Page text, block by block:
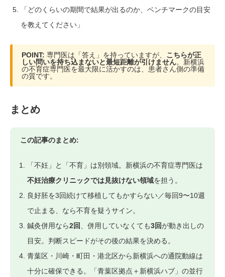
「どのくらいの期間で結果が出るのか、ベンチマークの目安
を教えてください」
POINT: 専門医は「答え」を持っていますが、 こちらが正
しい問いを持ち込まないと最短距離が引けません。新横浜
の不育症専門医を最大限に活かすのは、患者さん側の準備
の質です。
まとめ
この記事のまとめ:
「不妊」と「不育」は別領域。新横浜の不育症専門医は
不妊治療クリニックでは見抜けない領域を担う。
良好胚を3回続けて移植してもかすらない／毎回9〜10週
で止まる、なら不育を疑うサイン。
鍼灸併用なら2回 、併用していなくても3回が動き出しの
目安。判断スピードがその後の結果を決める。
青葉区・川崎・町田・港北区から新横浜への通院動線は
十分に確保できる。「青葉区拠点＋新横浜ハブ」の並行